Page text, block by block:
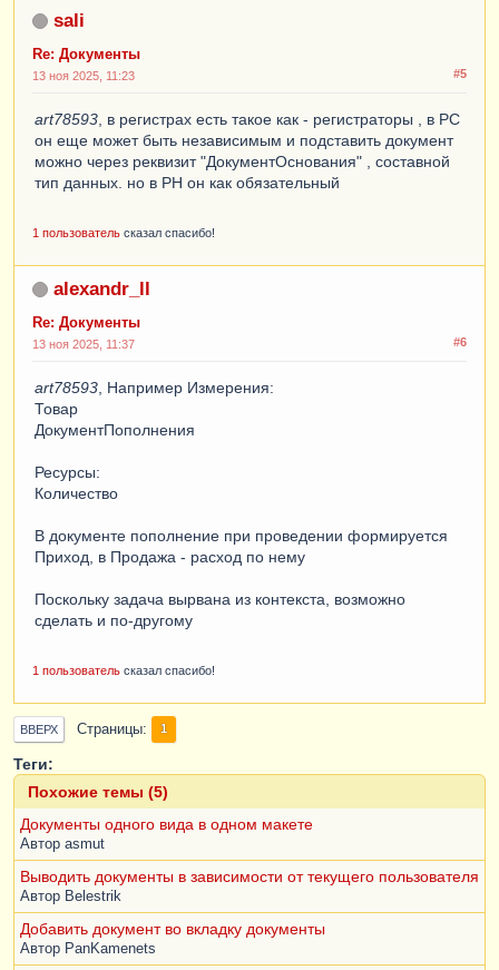
sali
Re: Документы
#5
13 ноя 2025, 11:23
art78593 , в регистрах есть такое как - регистраторы , в РС
он еще может быть независимым и подставить документ
можно через реквизит "ДокументОснования" , составной
тип данных. но в РН он как обязательный
1 пользователь сказал спасибо!
alexandr_ll
Re: Документы
#6
13 ноя 2025, 11:37
art78593 , Например Измерения:
Товар
ДокументПополнения
Ресурсы:
Количество
В документе пополнение при проведении формируется
Приход, в Продажа - расход по нему
Поскольку задача вырвана из контекста, возможно
сделать и по-другому
1 пользователь сказал спасибо!
ВВЕРХ Страницы 1
Теги:
Похожие темы (5)
Документы одного вида в одном макете
Автор asmut
Выводить документы в зависимости от текущего пользователя
Автор Belestrik
Добавить документ во вкладку документы
Автор PanKamenets